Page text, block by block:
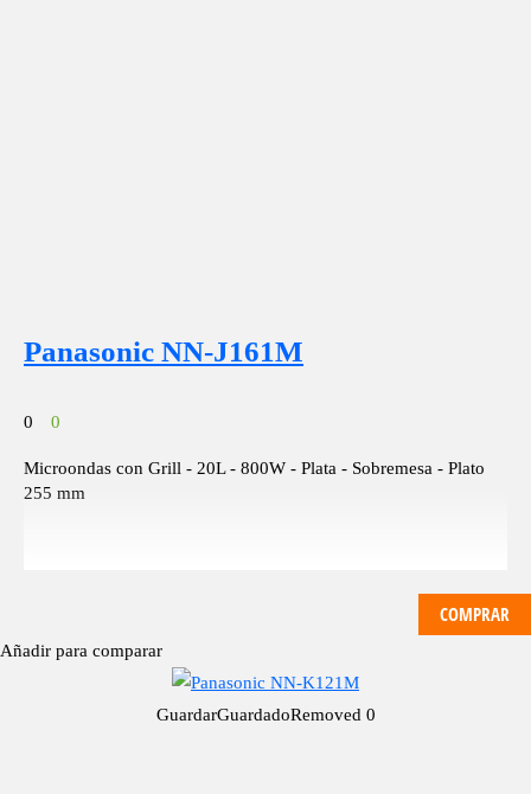
Panasonic NN-J161M
0 0
Microondas con Grill - 20L - 800W - Plata - Sobremesa - Plato
255 mm
COMPRAR
Añadir para comparar
GuardarGuardadoRemoved 0